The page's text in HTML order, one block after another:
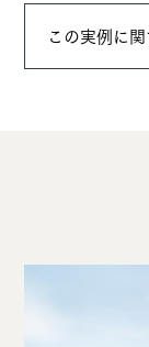
この実例に